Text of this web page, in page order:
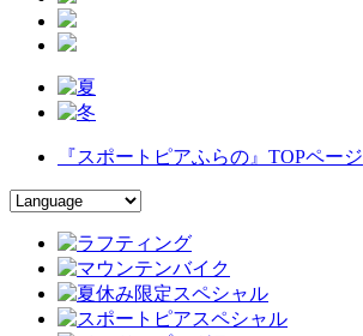
『スポートピアふらの』TOPページ